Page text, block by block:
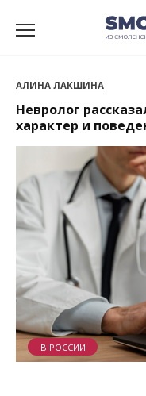
АЛИНА ЛАКШИНА
Невролог
характер и
В РОССИИ